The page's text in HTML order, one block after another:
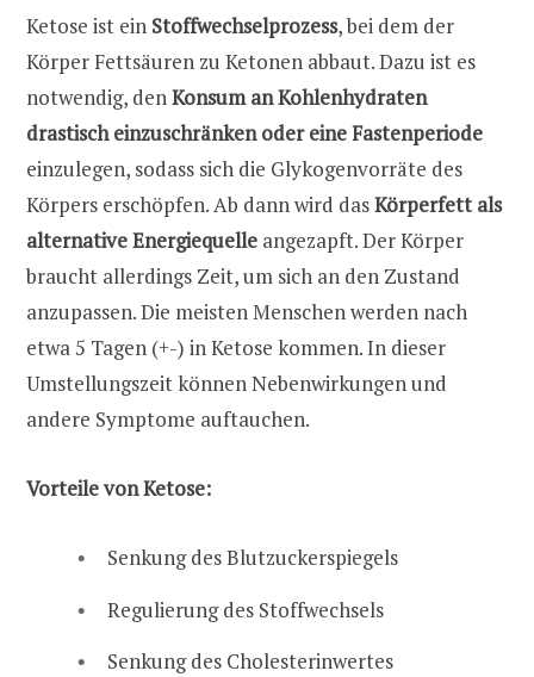
Ketose ist ein Stoffwechselprozess, bei dem der
Körper Fettsäuren zu Ketonen abbaut. Dazu ist es
notwendig, denKonsum an Kohlenhydraten
drastisch einzuschränken oder eine Fastenperiode
einzulegen, sodass sich die Glykogenvorräte des
Körpers erschöpfen. Ab dann wird dasKörperfett als
alternative Energiequelle angezapft. Der Körper
braucht allerdings Zeit, um sich an den Zustand
anzupassen. Die meisten Menschen werden nach
etwa 5 Tagen (+-) in Ketose kommen. In dieser
Umstellungszeit können Nebenwirkungen und
andere Symptome auftauchen.
Vorteile von Ketose:
Senkung des Blutzuckerspiegels
Regulierung des Stoffwechsels
Senkung des Cholesterinwertes